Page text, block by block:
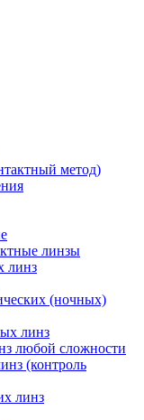
метод)
линзы
линз
(ночных)
линз
любой сложности
(контроль
линз